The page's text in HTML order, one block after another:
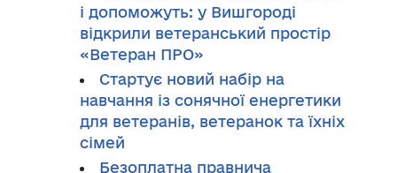
і допоможуть: у Вишгороді
відкрили ветеранський простір
«Ветеран ПРО»
Стартує новий набір на
навчання із сонячної енергетики
для ветеранів, ветеранок та їхніх
сімей
Безоплатна правнича